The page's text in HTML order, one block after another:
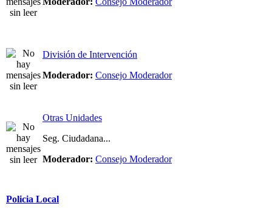
División de Intervención
Moderador: Consejo Moderador
Otras Unidades
Seg. Ciudadana...
Moderador: Consejo Moderador
Policia Local